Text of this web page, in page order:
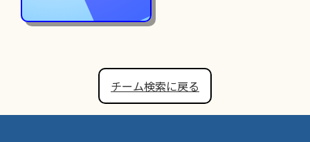
チーム検索に戻る